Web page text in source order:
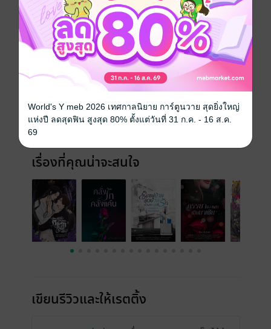
Boy love / Yaoi
ประเภทไฟล์ pdf, epub(สารบัญ)
07 มิถุนายน 2565
ความยาว 22 หน้า (≈ 8,103 คำ)
ราคาปก
เรื่องที่คุณน่าจะสนใจ
เขียนรีวิวและให้เรตติ้ง
World's Y meb 2026 เทศกาลนิยาย การ์ตูนวาย สุดยิ่งใหญ่
แห่งปี ลดสุดฟิน สูงสุด 80% ตั้งแต่วันที่ 31 ก.ค. - 16 ส.ค.
69